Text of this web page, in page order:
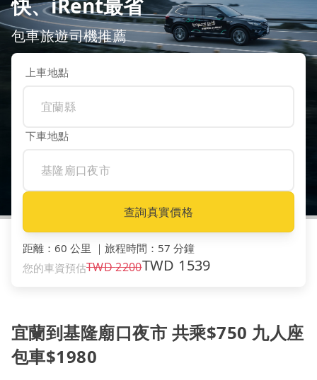
快、iRent最省
包車旅遊司機推薦
上車地點
下車地點
查詢真實價格
距離 ： 60 公里 ｜ 旅程時間 ： 57 分鐘
您的車資預估TWD2200TWD 1539
宜蘭到基隆廟口夜市 共乘$750 九人座
包車$1980